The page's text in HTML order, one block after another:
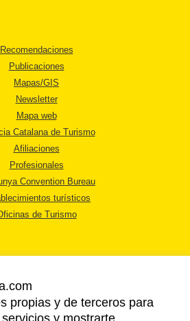
Recomendaciones
Publicaciones
Mapas/GIS
Newsletter
Mapa web
Catalana de Turismo
Afiliaciones
Profesionales
Convention Bureau
turísticos
de Turismo
AVISO LEGAL
propias y de terceros para
y mostrarte